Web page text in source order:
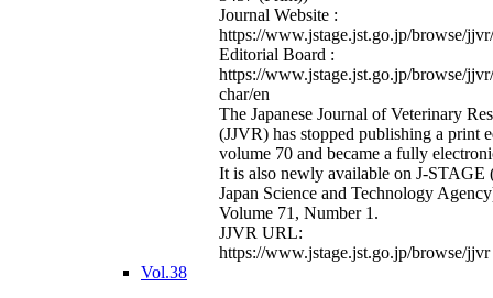
Journal Website :
https://www.jstage.jst.go.jp/browse/
Editorial Board :
https://www.jstage.jst.go.jp/browse/
char/en
The Japanese Journal of Veterinary
(JJVR) has stopped publishing a print
volume 70 and became a fully
It is also newly available on J-STAGE
Japan Science and Technology
Volume 71, Number 1.
JJVR URL:
https://www.jstage.jst.go.jp/browse/jjvr
Vol.38